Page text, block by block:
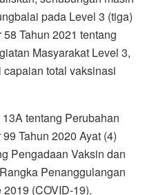
ditetapkan sebagai
yang tidak mengikuti
sanksi administratif
pemberian jaminan
atau penghentian
urusan
pencapaian target
level 1 bagi Kota